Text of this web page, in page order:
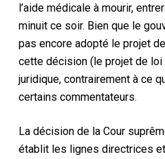
l’aide médicale à mourir,
minuit ce soir. Bien que le
pas encore adopté le projet
cette décision (le projet de loi
juridique, contrairement à ce
certains commentateurs.
La décision de la Cour
établit les lignes directrices